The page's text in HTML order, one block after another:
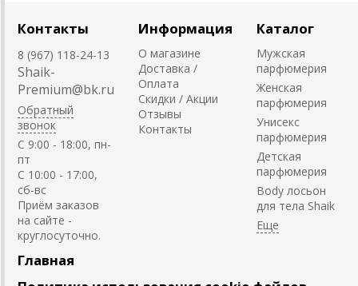
Контакты
8 (967) 118-24-13
Shaik-
Premium@bk.ru
Обратный
звонок
C 9:00 - 18:00, пн-
пт
С 10:00 - 17:00,
сб-вс
Приём заказов
на сайте -
круглосуточно.
Информация
О магазине
Доставка /
Оплата
Скидки / Акции
Отзывы
Контакты
Каталог
Мужская
парфюмерия
Женская
парфюмерия
Унисекс
парфюмерия
Детская
парфюмерия
Body лосьон
для тела Shaik
Главная